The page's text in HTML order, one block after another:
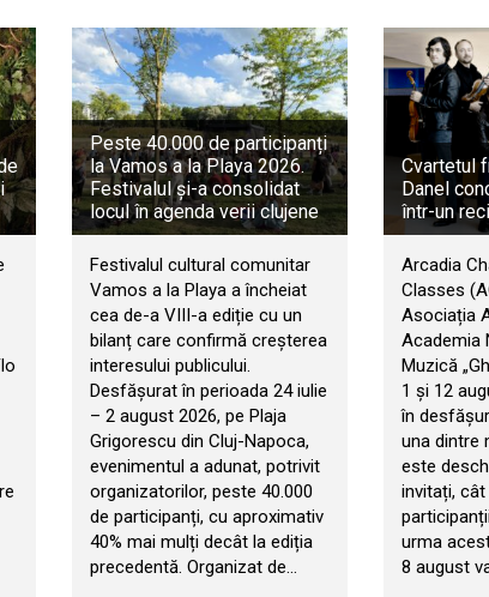
Peste 40.000 de participanți
la Vamos a la Playa 2026.
Festivalul și-a consolidat
locul în agenda verii clujene
Festivalul cultural comunitar
Vamos a la Playa a încheiat
cea de-a VIII-a ediție cu un
bilanț care confirmă creșterea
interesului publicului.
Desfășurat în perioada 24 iulie
– 2 august 2026, pe Plaja
Grigorescu din Cluj-Napoca,
evenimentul a adunat, potrivit
organizatorilor, peste 40.000
de participanți, cu aproximativ
40% mai mulți decât la ediția
precedentă. Organizat de…
Cvartetul
Danel
într-un
Arcadia
Classes
Asociația
Academia
Muzică
1 și 12
în
una dintre
este
invitați,
urma
8 august